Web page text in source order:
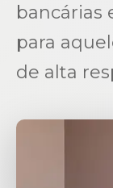
bancárias
para
de alta